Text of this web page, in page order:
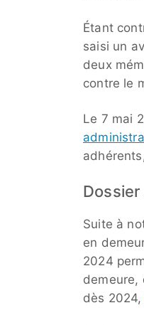
Étant
saisi un
deux
contre le
Le 7 mai
Suite à
en
2024
demeure,
dès 2024,